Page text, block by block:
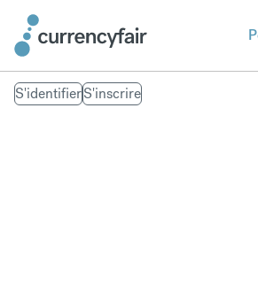
S'identifierS'inscrire